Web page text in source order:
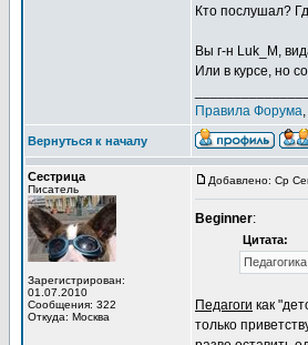
Кто послушал?
Вы г-н Luk_M,
Или в курсе, но
Правила Форума,
Вернуться к началу
Сестрица
Писатель
Зарегистрирован:
01.07.2010
Сообщения: 322
Откуда: Москва
Добавлено: Ср
Beginner:
Цитата:
Педагоги как
только